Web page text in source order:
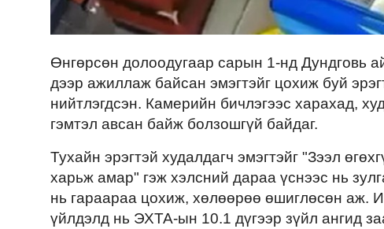
Өнгөрсөн долоодугаар сарын 1-нд Дундговь
дээр ажиллаж байсан эмэгтэйг цохиж буй
нийтлэгдсэн. Камерийн бичлэгээс харахад,
гэмтэл авсан байж болзошгүй байдаг.
Тухайн эрэгтэй худалдагч эмэгтэйг "Зээл
харьж амар" гэж хэлсний дараа үснээс нь
нь гараараа цохиж, хөлөөрөө өшиглөсөн аж.
үйлдэлд нь ЭХТА-ын 10.1 дүгээр зүйл ангид